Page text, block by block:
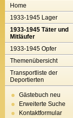
Home
1933-1945 Lager
1933-1945 Täter und
Mitläufer
1933-1945 Opfer
Themenübersicht
Transportliste der
Deportierten
Gästebuch neu
Erweiterte Suche
Kontaktformular